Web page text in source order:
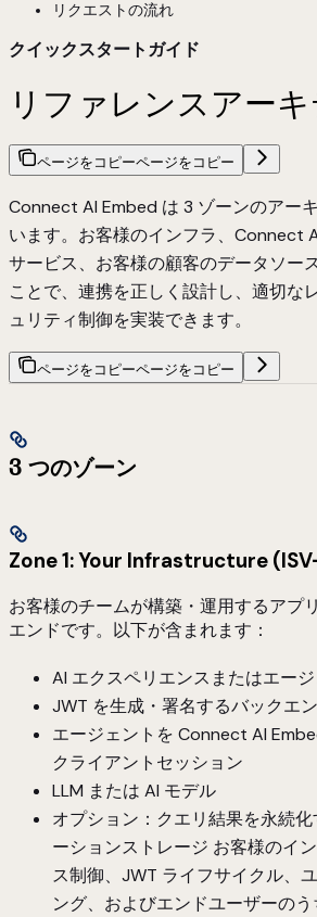
リクエストの流れ
クイックスタートガイド
リファレンスアー
ページをコピーページをコピー
Connect AI Embed は 3 ゾーンのアー
います。お客様のインフラ、Connect
サービス、お客様の顧客のデータソー
ことで、連携を正しく設計し、適切な
ュリティ制御を実装できます。
ページをコピーページをコピー
3 つのゾーン
Zone 1: Your Infrastructure
お客様のチームが構築・運用するアプ
エンドです。以下が含まれます：
AI エクスペリエンスまたはエー
JWT を生成・署名するバックエ
エージェントを Connect AI
クライアントセッション
LLM または AI モデル
オプション：クエリ結果を永続
ーションストレージ お客様のイ
ス制御、JWT ライフサイクル、
ング、およびエンドユーザーの